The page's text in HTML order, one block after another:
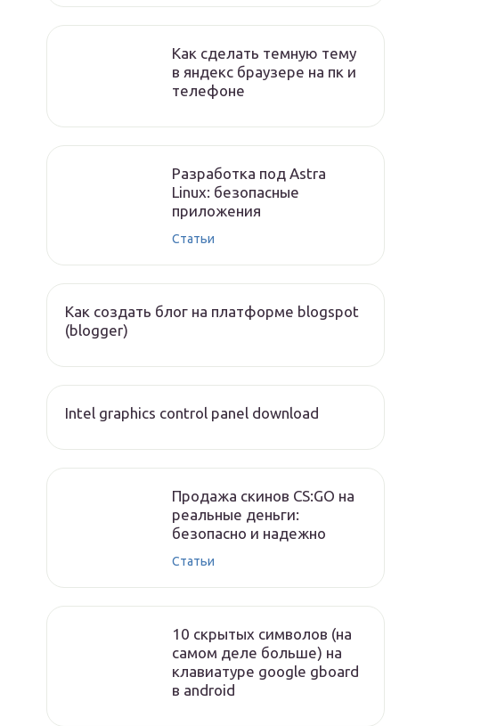
Как сделать темную тему
в яндекс браузере на пк и
телефоне
Разработка под Astra
Linux: безопасные
приложения
Статьи
Как создать блог на платформе blogspot
(blogger)
Intel graphics control panel download
Продажа скинов CS:GO на
реальные деньги:
безопасно и надежно
Статьи
10 скрытых символов (на
самом деле больше) на
клавиатуре google gboard
в android